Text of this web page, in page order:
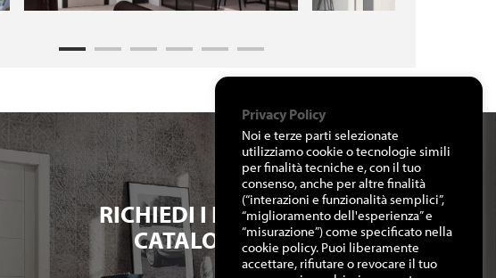
RICHIEDI I NOSTRI
CATALOGHI
Privacy Policy
Noi e terze parti selezionate
utilizziamo cookie o tecnologie simili
per finalità tecniche e, con il tuo
consenso, anche per altre finalità
(“interazioni e funzionalità semplici”,
“miglioramento dell'esperienza” e
“misurazione”) come specificato nella
cookie policy. Puoi liberamente
accettare, rifiutare o revocare il tuo